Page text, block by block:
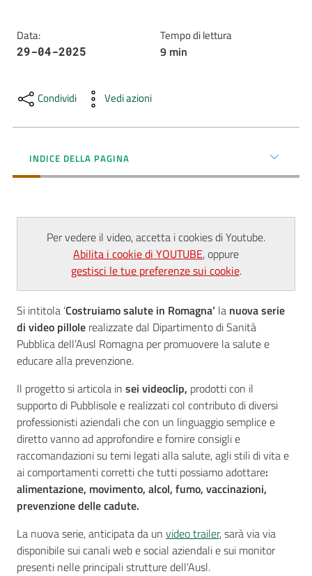
Carta
dei
Dedicato
Seguici
su
Data:
29-04-2025
Tempo di lettura
9 min
Condividi Vedi azioni
INDICE DELLA PAGINA
Per vedere il video, accetta i cookies di Youtube.
Abilita i cookie di YOUTUBE, oppure
gestisci le tue preferenze sui cookie.
Si intitola ‘Costruiamo salute in Romagna’ la nuova serie
di video pillole realizzate dal Dipartimento di Sanità
Pubblica dell’Ausl Romagna per promuovere la salute e
educare alla prevenzione.
Il progetto si articola in sei videoclip, prodotti con il
supporto di Pubblisole e realizzati col contributo di diversi
professionisti aziendali che con un linguaggio semplice e
diretto vanno ad approfondire e fornire consigli e
raccomandazioni su temi legati alla salute, agli stili di vita e
ai comportamenti corretti che tutti possiamo adottare:
alimentazione, movimento, alcol, fumo, vaccinazioni,
prevenzione delle cadute.
La nuova serie, anticipata da un video trailer, sarà via via
disponibile sui canali web e social aziendali e sui monitor
presenti nelle principali strutture dell’Ausl.